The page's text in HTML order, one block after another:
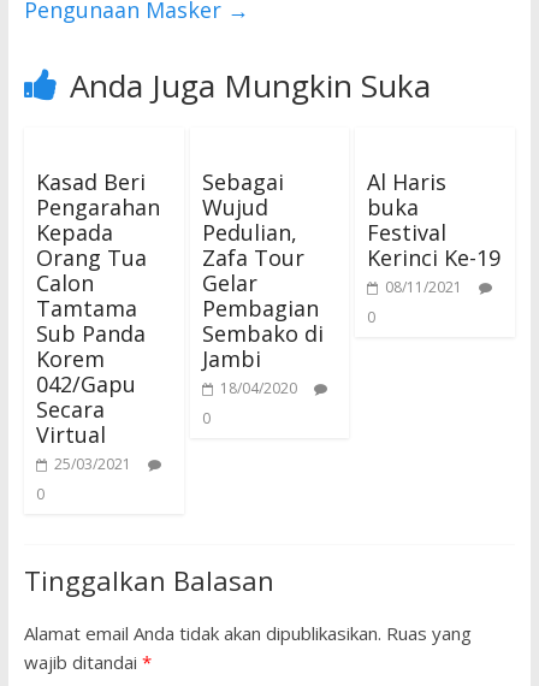
Pengunaan Masker →
Anda Juga Mungkin Suka
Kasad Beri
Pengarahan
Kepada
Orang Tua
Calon
Tamtama
Sub Panda
Korem
042/Gapu
Secara
Virtual
25/03/2021
0
Sebagai
Wujud
Pedulian,
Zafa Tour
Gelar
Pembagian
Sembako di
Jambi
18/04/2020
0
Al Haris
buka
Festival
Kerinci Ke-19
08/11/2021
0
Tinggalkan Balasan
Alamat email Anda tidak akan dipublikasikan. Ruas yang
wajib ditandai *